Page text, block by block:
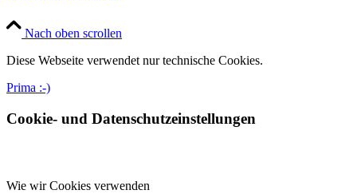
Nach oben scrollen
Diese Webseite verwendet nur technische Cookies.
Prima :-)
Cookie- und Datenschutzeinstellungen
Wie wir Cookies verwenden